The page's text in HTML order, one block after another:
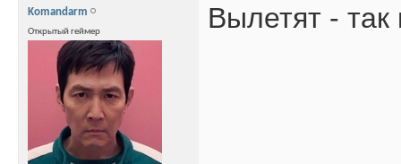
Komandarm
Открытый геймер Вылетят -